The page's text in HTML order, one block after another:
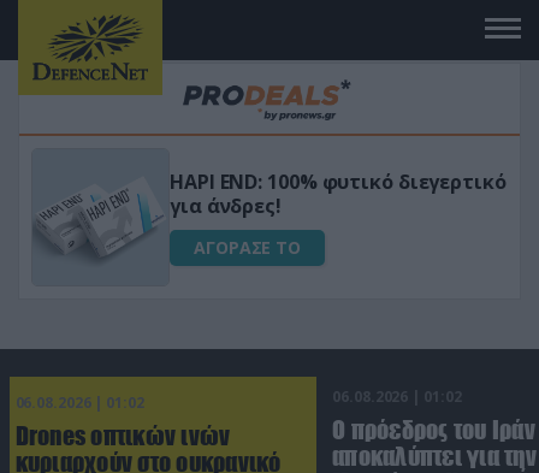
Μεταμόρφωσε τον κήπο σου με το
Ultra Box Μίνι Αλυσοπρίονο με
μπαταρία λιθίου
ΑΓΟΡΑΣΕ ΤΟ
06.08.2026 | 01:02
Drones οπτικών ινών
κυριαρχούν στο ουκρανικό
06.08.2026 | 01:02
Ο πρόεδρος του Ιράν
αποκαλύπτει για